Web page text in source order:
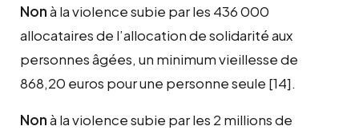
Nonà la violence subie par les 436 000
allocataires de l’allocation de solidarité aux
personnes âgées, un minimum vieillesse de
868,20 euros pour une personne seule [14].
Nonà la violence subie par les 2 millions de